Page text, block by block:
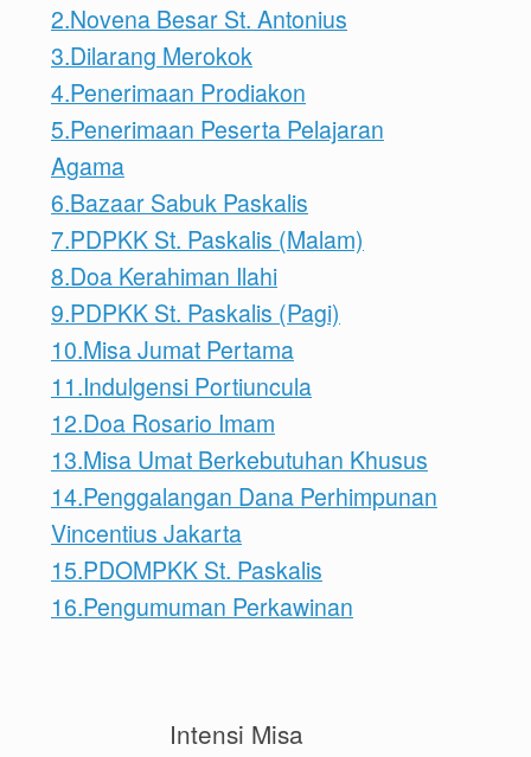
2.Novena Besar St. Antonius
3.Dilarang Merokok
4.Penerimaan Prodiakon
5.Penerimaan Peserta Pelajaran
Agama
6.Bazaar Sabuk Paskalis
7.PDPKK St. Paskalis (Malam)
8.Doa Kerahiman Ilahi
9.PDPKK St. Paskalis (Pagi)
10.Misa Jumat Pertama
11.Indulgensi Portiuncula
12.Doa Rosario Imam
13.Misa Umat Berkebutuhan Khusus
14.Penggalangan Dana Perhimpunan
Vincentius Jakarta
15.PDOMPKK St. Paskalis
16.Pengumuman Perkawinan
Intensi Misa